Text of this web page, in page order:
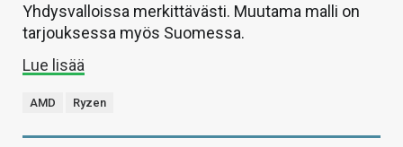
Yhdysvalloissa merkittävästi. Muutama malli on
tarjouksessa myös Suomessa.
Lue lisää
AMD Ryzen